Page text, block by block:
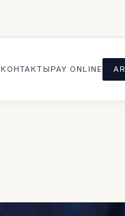
КОНТАКТЫ PAY ONLINE